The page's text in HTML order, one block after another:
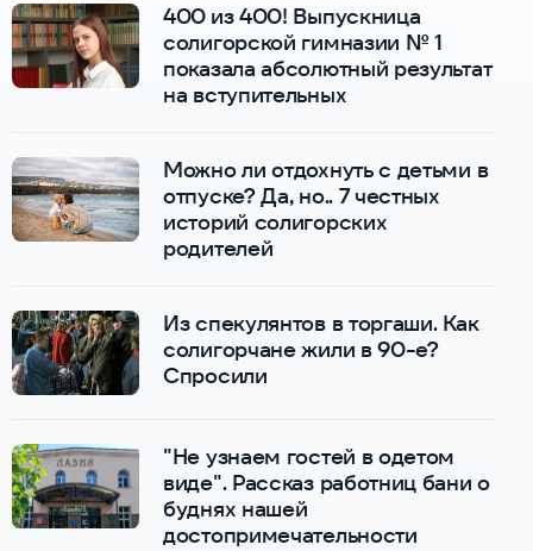
400 из 400! Выпускница
солигорской гимназии № 1
показала абсолютный результат
на вступительных
Можно ли отдохнуть с детьми в
отпуске? Да, но.. 7 честных
историй солигорских
родителей
Из спекулянтов в торгаши. Как
солигорчане жили в 90-е?
Спросили
"Не узнаем гостей в одетом
виде". Рассказ работниц бани о
буднях нашей
достопримечательности